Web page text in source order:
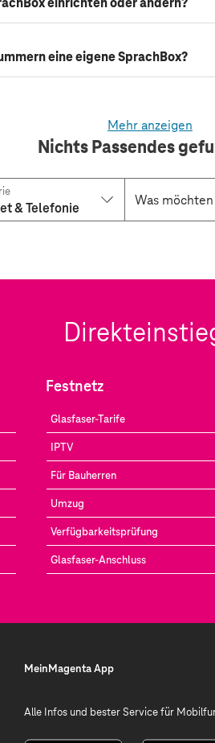
eine eigene SprachBox?
Mehr anzeigen
Nichts Passendes
& Telefonie
Festnetz
Glasfaser-Tarife
IPTV
Für Bauherren
Umzug
Verfügbarkeitsprüfung
Glasfaser-Anschluss
MeinMagenta App
Alle Infos und bester Service für